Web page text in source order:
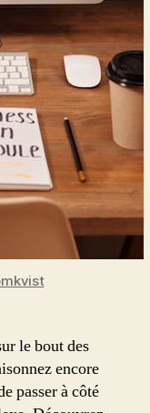
le bout des
encore
passer à côté